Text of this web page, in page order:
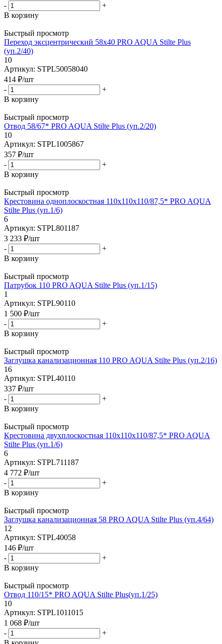
-
+
В корзину
Быстрый просмотр
Переход эксцентрический 58x40 PRO AQUA Stilte Plus
(уп.2/40)
10
Артикул: STPL50058040
414 ₽/шт
-
+
В корзину
Быстрый просмотр
Отвод 58/67* PRO AQUA Stilte Plus (уп.2/20)
10
Артикул: STPL1005867
357 ₽/шт
-
+
В корзину
Быстрый просмотр
Крестовина одноплоскостная 110х110х110/87,5* PRO AQUA
Stilte Plus (уп.1/6)
6
Артикул: STPL801187
3 233 ₽/шт
-
+
В корзину
Быстрый просмотр
Патрубок 110 PRO AQUA Stilte Plus (уп.1/15)
1
Артикул: STPL90110
1 500 ₽/шт
-
+
В корзину
Быстрый просмотр
Заглушка канализационная 110 PRO AQUA Stilte Plus (уп.2/16)
16
Артикул: STPL40110
337 ₽/шт
-
+
В корзину
Быстрый просмотр
Крестовина двухплоскостная 110х110х110/87,5* PRO AQUA
Stilte Plus (уп.1/6)
6
Артикул: STPL711187
4 772 ₽/шт
-
+
В корзину
Быстрый просмотр
Заглушка канализационная 58 PRO AQUA Stilte Plus (уп.4/64)
12
Артикул: STPL40058
146 ₽/шт
-
+
В корзину
Быстрый просмотр
Отвод 110/15* PRO AQUA Stilte Plus(уп.1/25)
10
Артикул: STPL1011015
1 068 ₽/шт
-
+